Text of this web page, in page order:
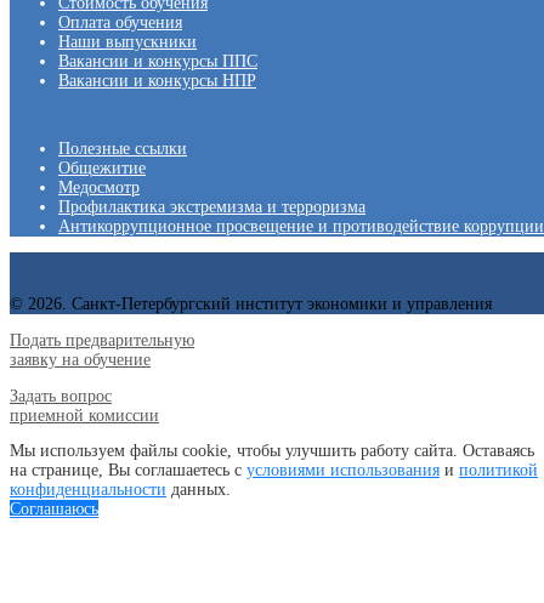
Оплата обучения
Наши выпускники
Вакансии и конкурсы ППС
Вакансии и конкурсы НПР
Полезные ссылки
Общежитие
Медосмотр
Профилактика экстремизма и терроризма
Антикоррупционное просвещение и противодействие коррупции
© 2026. Санкт-Петербургский институт экономики и управления
Подать предварительную
заявку на обучение
Задать вопрос
приемной комиссии
Мы используем файлы cookie, чтобы улучшить работу сайта. Оставаясь
на странице, Вы соглашаетесь с условиями использования и политикой
конфиденциальности данных.
Соглашаюсь